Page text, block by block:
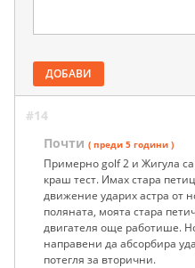
ДОБАВИ
#14
Почти ( преди 5 години )
Примерно golf 2 и Жигула
краш тест. Имах стара
движение ударих астра от
поляната, моята стара
двигателя още работише.
направени да абсорбира
потегля за вторични.